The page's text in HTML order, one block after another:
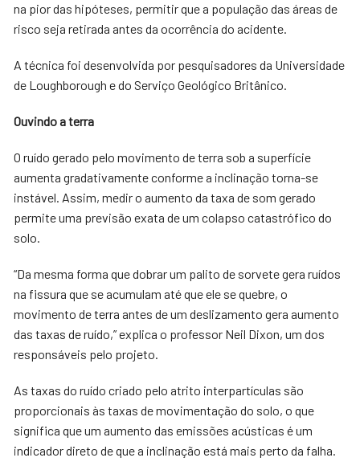
na pior das hipóteses, permitir que a população das áreas de
risco seja retirada antes da ocorrência do acidente.
A técnica foi desenvolvida por pesquisadores da Universidade
de Loughborough e do Serviço Geológico Britânico.
Ouvindo a terra
O ruído gerado pelo movimento de terra sob a superfície
aumenta gradativamente conforme a inclinação torna-se
instável. Assim, medir o aumento da taxa de som gerado
permite uma previsão exata de um colapso catastrófico do
solo.
“Da mesma forma que dobrar um palito de sorvete gera ruídos
na fissura que se acumulam até que ele se quebre, o
movimento de terra antes de um deslizamento gera aumento
das taxas de ruído,” explica o professor Neil Dixon, um dos
responsáveis pelo projeto.
As taxas do ruído criado pelo atrito interpartículas são
proporcionais às taxas de movimentação do solo, o que
significa que um aumento das emissões acústicas é um
indicador direto de que a inclinação está mais perto da falha.